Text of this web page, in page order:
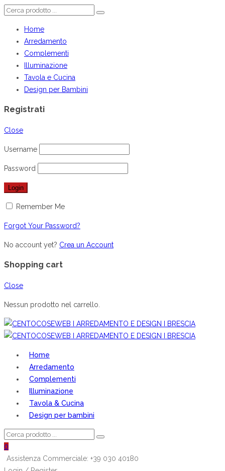
Home
Arredamento
Complementi
Illuminazione
Tavola e Cucina
Design per Bambini
Registrati
Close
Username
Password
Remember Me
Forgot Your Password?
No account yet? Crea un Account
Shopping cart
Close
Nessun prodotto nel carrello.
Home
Arredamento
Complementi
Illuminazione
Tavola & Cucina
Design per bambini
0
Assistenza Commerciale: +39 030 40180